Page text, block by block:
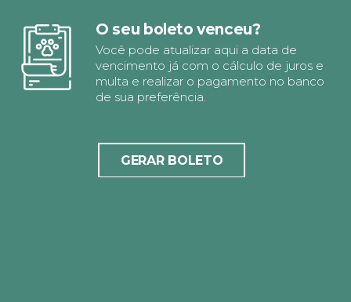
O seu boleto venceu?
Você pode atualizar aqui a data de
vencimento já com o cálculo de juros e
multa e realizar o pagamento no banco
de sua preferência.
GERAR BOLETO